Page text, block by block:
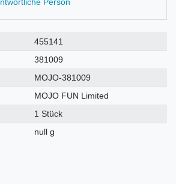
455141
381009
MOJO-381009
MOJO FUN Limited
1 Stück
null g